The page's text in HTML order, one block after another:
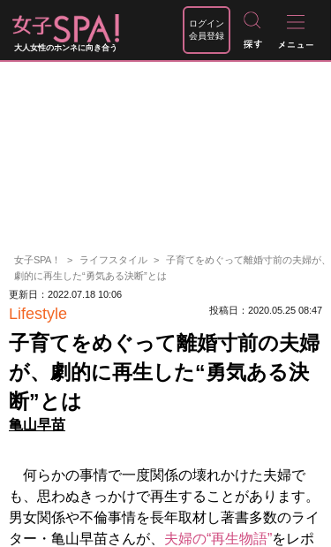
大人女性のホンネに向き合う
ログイン
会員登録
女子SPA！ ライフスタイル
子育てをめぐって離婚寸前の夫婦が、
劇的に再生した“勇気ある決断”とは
更新日：2022.07.18 10:06
Lifestyle 投稿日：2020.05.25 08:47
子育てをめぐって離婚寸前の夫婦
が、劇的に再生した“勇気ある決
断”とは
亀山早苗
何らかの事情で一度関係の壊れかけた夫婦で
も、思わぬきっかけで再生することがあります。
男女関係や不倫事情を長年取材し著書多数のライ
ター・亀山早苗さんが、 夫婦の“再生物語”をレポ